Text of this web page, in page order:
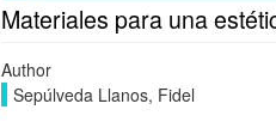
Materiales para una
Author
Sepúlveda Llanos, Fidel